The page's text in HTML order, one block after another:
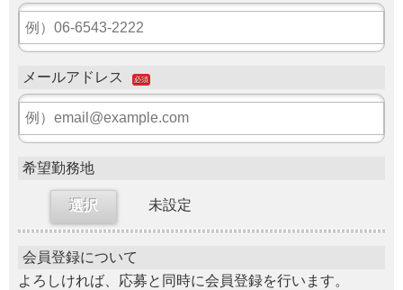
メールアドレス 必須
希望勤務地
選択 未設定
会員登録について
よろしければ、応募と同時に会員登録を行います。